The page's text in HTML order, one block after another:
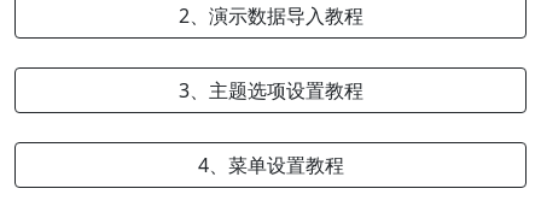
2、演示数据导入教程
3、主题选项设置教程
4、菜单设置教程